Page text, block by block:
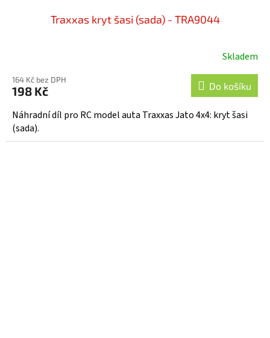
Traxxas kryt šasi (sada) - TRA9044
Skladem
164 Kč bez DPH
198 Kč Do košíku
Náhradní díl pro RC model auta Traxxas Jato 4x4: kryt šasi
(sada).